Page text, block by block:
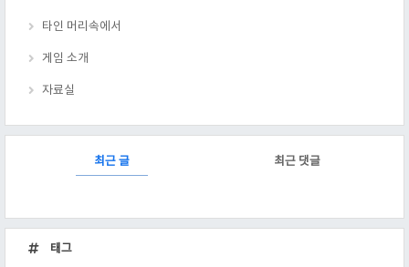
타인 머리속에서
게임 소개
자료실
최근 글 최근 댓글
근
글
태그